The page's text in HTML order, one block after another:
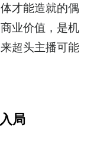
才能造就的偶
业价值，是机
超头主播可能
局